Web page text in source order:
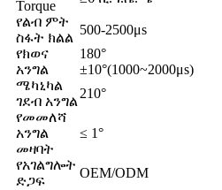
Torque
የልብ ምት
ስፋት ክልል
500-2500μs
የክወና
አንግል
180°
±10°(1000~2000μs)
ሜካኒካል
ገደብ አንግል
210°
የመመለሻ
አንግል
መዛባት
≤ 1°
የአገልግሎት
ድጋፍ
OEM/ODM